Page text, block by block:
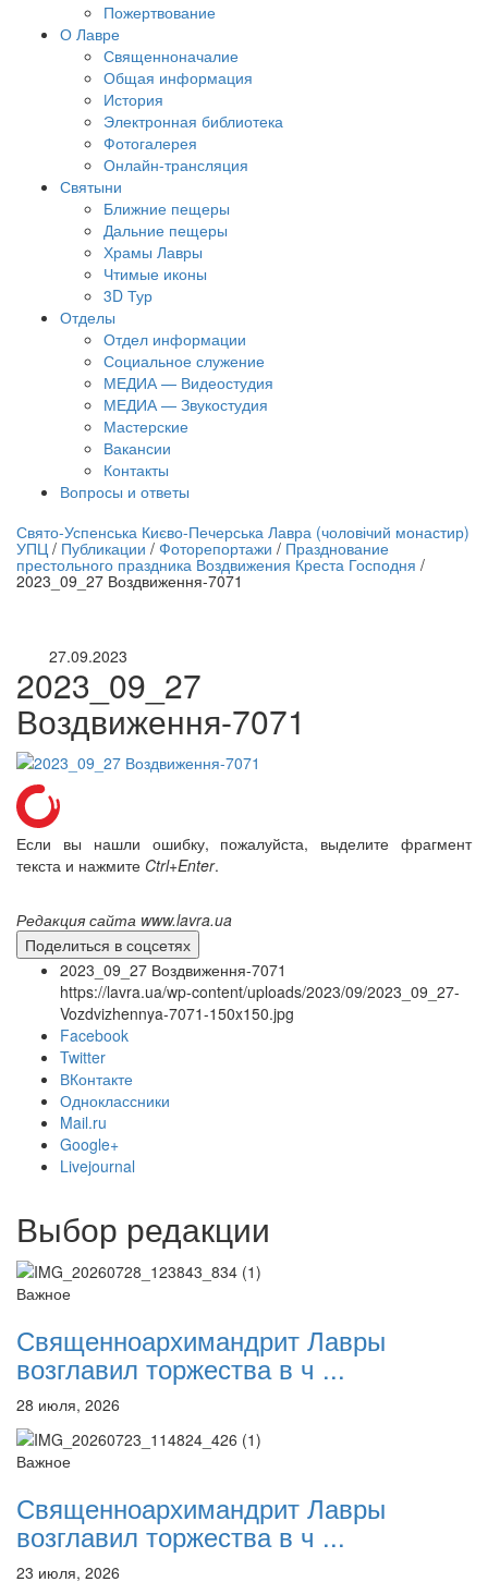
Пожертвование
О Лавре
Священноначалие
Общая информация
История
Электронная библиотека
Фотогалерея
Онлайн-трансляция
Святыни
Ближние пещеры
Дальние пещеры
Храмы Лавры
Чтимые иконы
3D Тур
Отделы
Отдел информации
Социальное служение
МЕДИА — Видеостудия
МЕДИА — Звукостудия
Мастерские
Вакансии
Контакты
Вопросы и ответы
трансляция | 12 сентября
трансляции
Онлайн трансляции
12 сентября 2015
12 сентября 2015
12 сентября 2015
12 сентября 2015
12 сентября 2015
12 сентября 2015Название трансляции
12 сентября 2015Название трансляции
Перейти к архиву
Свято-Успенська Києво-Печерська Лавра (чоловічий монастир)
УПЦ / Публикации / Фоторепортажи / Празднование
престольного праздника Воздвижения Креста Господня /
2023_09_27 Воздвиження-7071
27.09.2023
2023_09_27
Воздвиження-7071
Если вы нашли ошибку, пожалуйста, выделите фрагмент
текста и нажмите Ctrl+Enter.
Редакция сайта www.lavra.ua
Поделиться в соцсетях
2023_09_27 Воздвиження-7071
https://lavra.ua/wp-content/uploads/2023/09/2023_09_27-
Vozdvizhennya-7071-150x150.jpg
Facebook
Twitter
ВКонтакте
Одноклассники
Mail.ru
Google+
Livejournal
Выбор редакции
Важное
Священноархимандрит Лавры
возглавил торжества в ч ...
28 июля, 2026
Важное
Священноархимандрит Лавры
возглавил торжества в ч ...
23 июля, 2026